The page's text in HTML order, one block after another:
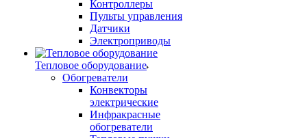
Контроллеры
Пульты управления
Датчики
Электроприводы
Тепловое оборудование
Обогреватели
Конвекторы
электрические
Инфракрасные
обогреватели